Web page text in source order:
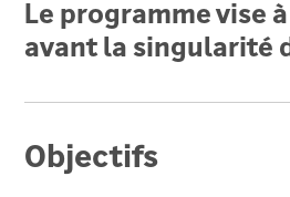
Le programme vise
avant la singularité
Objectifs